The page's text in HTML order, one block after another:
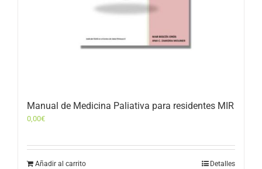
Manual de Medicina Paliativa para residentes MIR
0,00€
Añadir al carrito Detalles